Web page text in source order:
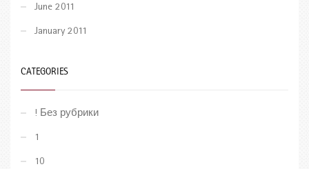
June 2011
January 2011
CATEGORIES
! Без рубрики
1
10